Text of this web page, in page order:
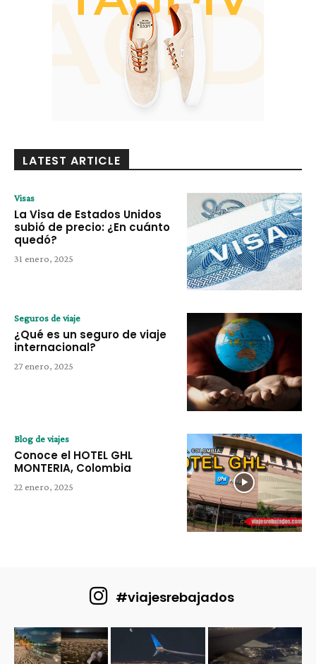
LATEST ARTICLE
Visas
La Visa de Estados Unidos
subió de precio: ¿En cuánto
quedó?
31 enero, 2025
Seguros de viaje
¿Qué es un seguro de viaje
internacional?
27 enero, 2025
Blog de viajes
Conoce el HOTEL GHL
MONTERIA, Colombia
22 enero, 2025
#viajesrebajados